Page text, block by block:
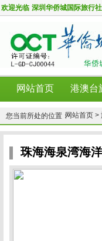
欢迎光临 深圳华侨城国际旅行
网站首页 港澳台
您当前所处的位置：网站首页 >
珠海海泉湾海